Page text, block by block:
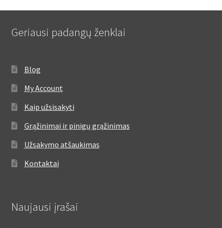
Geriausi padangų ženklai
Blog
My Account
Kaip užsisakyti
Grąžinimai ir pinigų grąžinimas
Užsakymo atšaukimas
Kontaktai
Naujausi įrašai